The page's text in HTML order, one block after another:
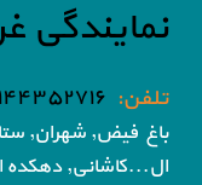
نمایندگی
تلفن:
باغ فیض, شهران,
ال...کاشانی, دهکده